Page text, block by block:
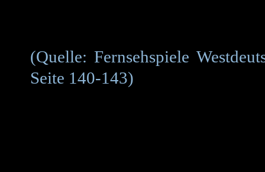
(Quelle: Fernsehspiele
Seite 140-143)